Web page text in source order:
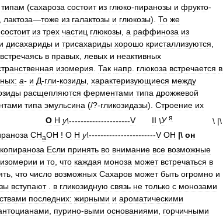
типам (сахароза состоит из глюко-пиранозы и фрукто-
лактоза—тоже из галактозы и глюкозы). То же
состоит из трех частиц глюкозы а раффиноза из
и дисахариды и трисахариды хорошо кристаллизуются
встречаясь в правых левых и неактивных
изомерия Так напр глюкоза встречается в
а- и Д-гли-козиды характеризующиеся между
расщепляются ферментами типа дрожжевой
типа эмульсина (/?-гликозидазы). Строение их
О Н у\---------------------V II \У я \ |\
СНаОН ! О Н у\-----------------------V ОН |\ он
Если принять во внимание все возможные
изомерии и то что каждая моноза может встречаться в
что число возможных Сахаров может быть огромно и
вступают. в гликозидную связь не только с монозами
последних: жирными и ароматическими
пурино-выми основаниями
горчичными